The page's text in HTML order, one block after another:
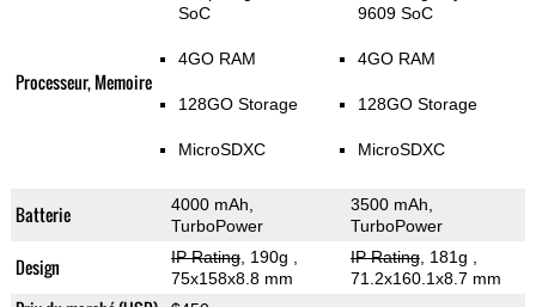
Processeur, Memoire
SoC
4GO RAM
128GO Storage
MicroSDXC
9609 SoC
4GO RAM
128GO Storage
MicroSDXC
Batterie
4000 mAh,
TurboPower
3500 mAh,
TurboPower
Design IP Rating, 190g
75x158x8.8 mm
IP Rating, 181g
71.2x160.1x8.7 mm